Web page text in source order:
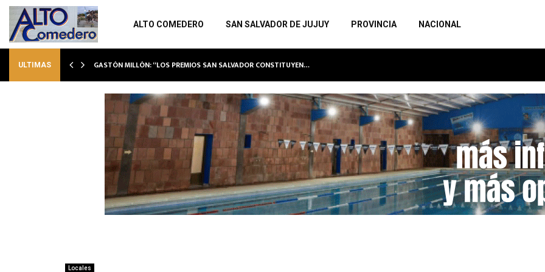
ALTO COMEDERO SAN SALVADOR DE JUJUY PROVINCIA NACIONAL
ULTIMAS GASTÓN MILLÓN: “LOS PREMIOS SAN SALVADOR CONSTITUYEN…
Locales